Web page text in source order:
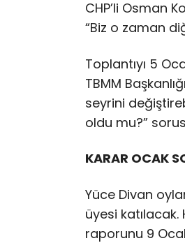
CHP’li Osman
“Biz o zaman
Toplantıyı 5
TBMM
seyrini
oldu mu?”
KARAR OCAK
Yüce Divan
üyesi katılacak.
raporunu 9